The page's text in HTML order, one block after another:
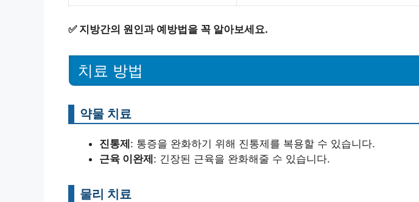
✅ 지방간의 원인과 예방법을 꼭 알아보세요.
치료 방법
약물 치료
진통제: 통증을 완화하기 위해 진통제를 복용할 수 있습니다.
근육 이완제: 긴장된 근육을 완화해줄 수 있습니다.
물리 치료